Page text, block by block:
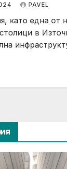
PAVEL
като една от
в